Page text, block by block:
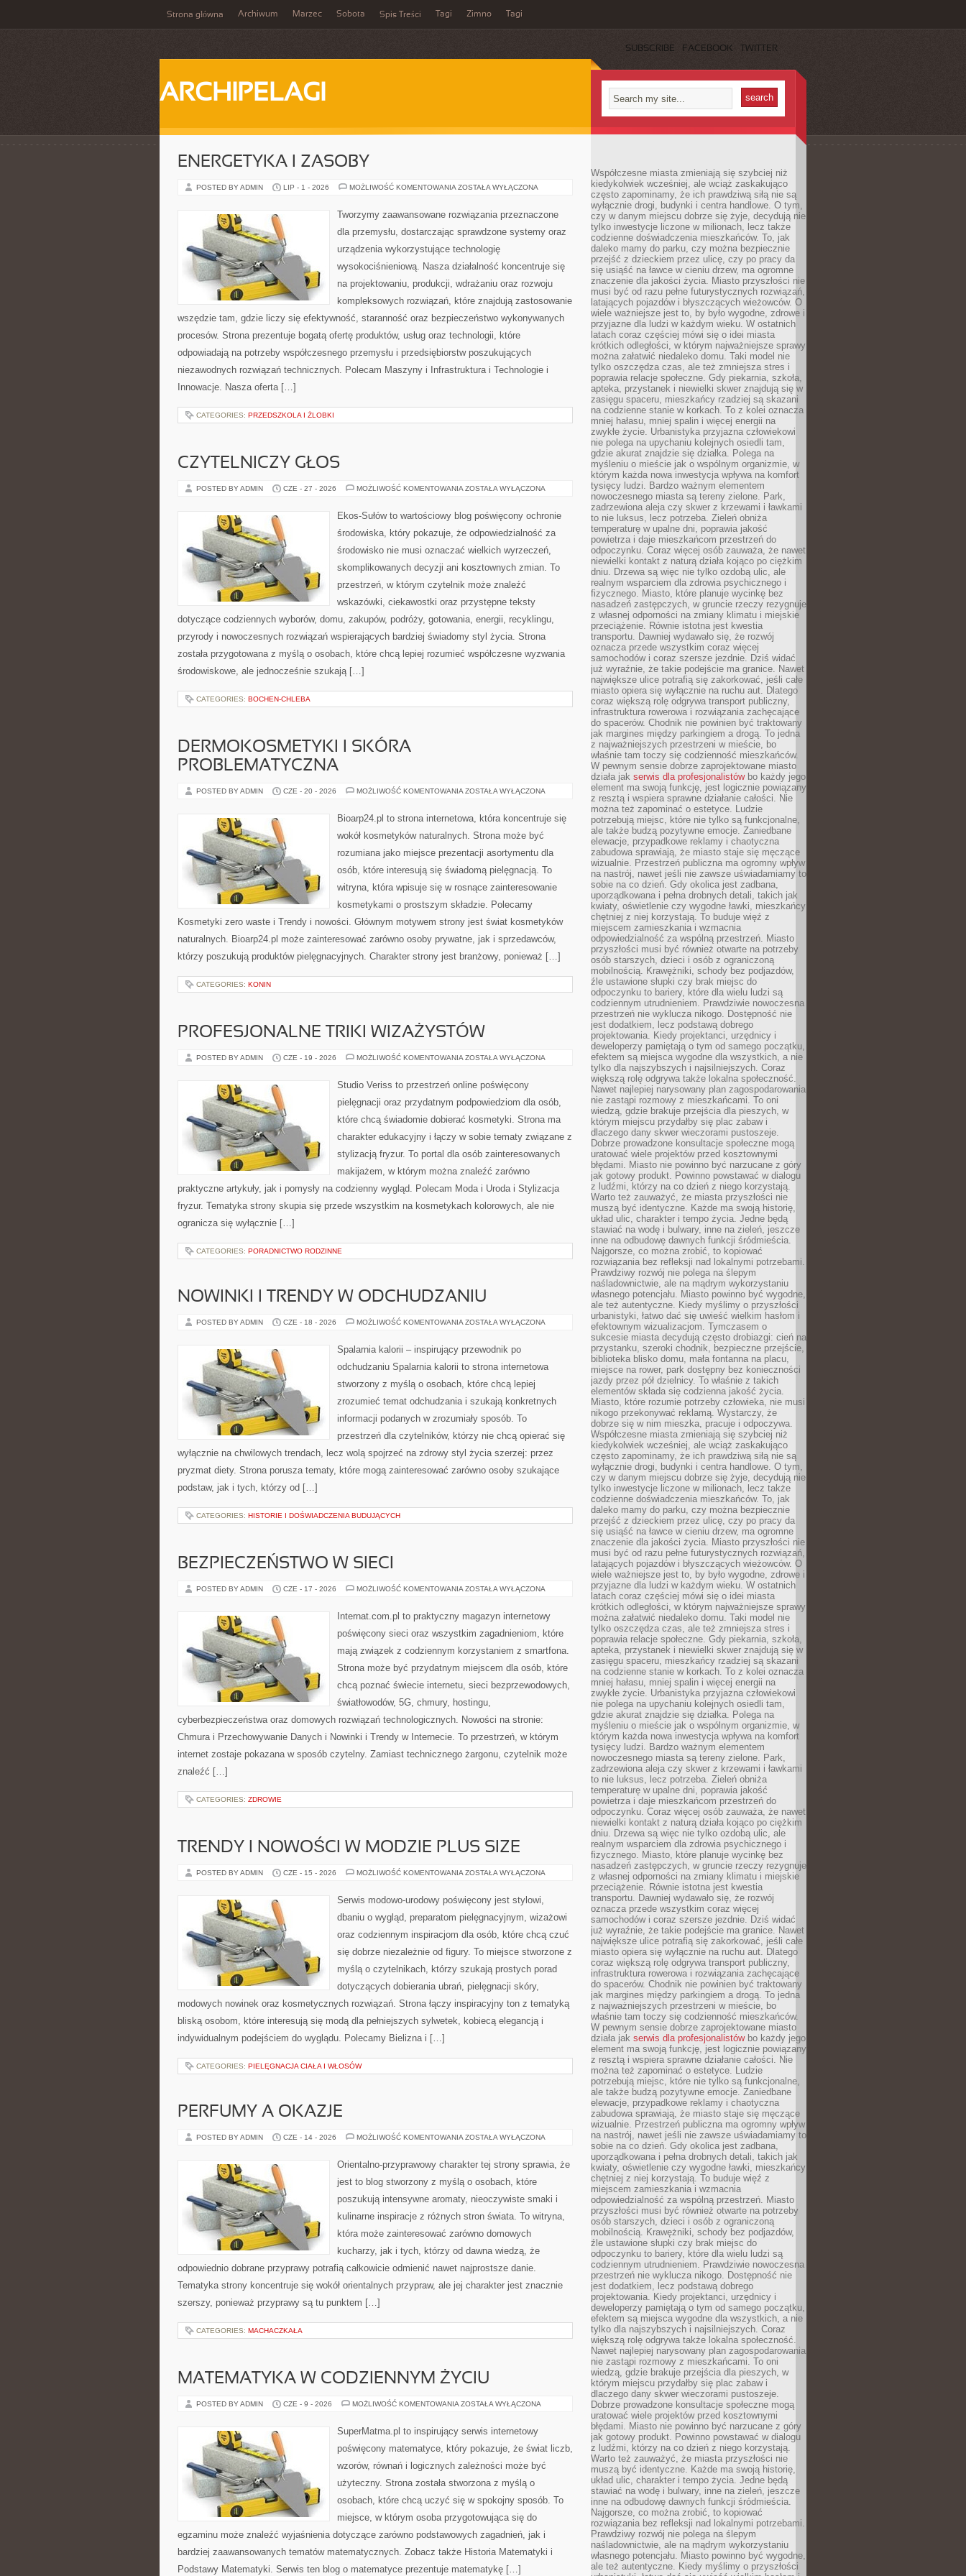
Strona główna Archiwum Marzec Sobota Spis Treści Tagi Zimno Tagi
SUBSCRIBE FACEBOOK TWITTER
ARCHIPELAGI
ENERGETYKA I ZASOBY
POSTED BY ADMIN LIP - 1 - 2026 MOŻLIWOŚĆ KOMENTOWANIA ENERGETYKA
ZOSTAŁA WYŁĄCZONA
Tworzymy zaawansowane rozwiązania przeznaczone
dla przemysłu, dostarczając sprawdzone systemy oraz
urządzenia wykorzystujące technologię
wysokociśnieniową. Nasza działalność koncentruje się
na projektowaniu, produkcji, wdrażaniu oraz rozwoju
kompleksowych rozwiązań, które znajdują zastosowanie
wszędzie tam, gdzie liczy się efektywność, staranność oraz bezpieczeństwo wykonywanych
procesów. Strona prezentuje bogatą ofertę produktów, usług oraz technologii, które
odpowiadają na potrzeby współczesnego przemysłu i przedsiębiorstw poszukujących
niezawodnych rozwiązań technicznych. Polecam Maszyny i Infrastruktura i Technologie i
Innowacje. Nasza oferta […]
CATEGORIES: PRZEDSZKOLA I ŻLOBKI
CZYTELNICZY GŁOS
POSTED BY ADMIN CZE - 27 - 2026 MOŻLIWOŚĆ KOMENTOWANIA CZYTELNICZY
ZOSTAŁA WYŁĄCZONA
Ekos-Sułów to wartościowy blog poświęcony ochronie
środowiska, który pokazuje, że odpowiedzialność za
środowisko nie musi oznaczać wielkich wyrzeczeń,
skomplikowanych decyzji ani kosztownych zmian. To
przestrzeń, w którym czytelnik może znaleźć
wskazówki, ciekawostki oraz przystępne teksty
dotyczące codziennych wyborów, domu, zakupów, podróży, gotowania, energii, recyklingu,
przyrody i nowoczesnych rozwiązań wspierających bardziej świadomy styl życia. Strona
została przygotowana z myślą o osobach, które chcą lepiej rozumieć współczesne wyzwania
środowiskowe, ale jednocześnie szukają […]
CATEGORIES: BOCHEN-CHLEBA
DERMOKOSMETYKI I SKÓRA
PROBLEMATYCZNA
POSTED BY ADMIN CZE - 20 - 2026 MOŻLIWOŚĆ KOMENTOWANIA DERMOKOSMETYKI
PROBLEMATYCZNA
ZOSTAŁA WYŁĄCZONA
Bioarp24.pl to strona internetowa, która koncentruje się
wokół kosmetyków naturalnych. Strona może być
rozumiana jako miejsce prezentacji asortymentu dla
osób, które interesują się świadomą pielęgnacją. To
witryna, która wpisuje się w rosnące zainteresowanie
kosmetykami o prostszym składzie. Polecamy
Kosmetyki zero waste i Trendy i nowości. Głównym motywem strony jest świat kosmetyków
naturalnych. Bioarp24.pl może zainteresować zarówno osoby prywatne, jak i sprzedawców,
którzy poszukują produktów pielęgnacyjnych. Charakter strony jest branżowy, ponieważ […]
CATEGORIES: KONIN
PROFESJONALNE TRIKI WIZAŻYSTÓW
POSTED BY ADMIN CZE - 19 - 2026 MOŻLIWOŚĆ KOMENTOWANIA PROFESJONALNE
ZOSTAŁA WYŁĄCZONA
Studio Veriss to przestrzeń online poświęcony
pielęgnacji oraz przydatnym podpowiedziom dla osób,
które chcą świadomie dobierać kosmetyki. Strona ma
charakter edukacyjny i łączy w sobie tematy związane z
stylizacją fryzur. To portal dla osób zainteresowanych
makijażem, w którym można znaleźć zarówno
praktyczne artykuły, jak i pomysły na codzienny wygląd. Polecam Moda i Uroda i Stylizacja
fryzur. Tematyka strony skupia się przede wszystkim na kosmetykach kolorowych, ale nie
ogranicza się wyłącznie […]
CATEGORIES: PORADNICTWO RODZINNE
NOWINKI I TRENDY W ODCHUDZANIU
POSTED BY ADMIN CZE - 18 - 2026 MOŻLIWOŚĆ KOMENTOWANIA NOWINKI
ODCHUDZANIU
ZOSTAŁA WYŁĄCZONA
Spalarnia kalorii – inspirujący przewodnik po
odchudzaniu Spalarnia kalorii to strona internetowa
stworzony z myślą o osobach, które chcą lepiej
zrozumieć temat odchudzania i szukają konkretnych
informacji podanych w zrozumiały sposób. To
przestrzeń dla czytelników, którzy nie chcą opierać się
wyłącznie na chwilowych trendach, lecz wolą spojrzeć na zdrowy styl życia szerzej: przez
pryzmat diety. Strona porusza tematy, które mogą zainteresować zarówno osoby szukające
podstaw, jak i tych, którzy od […]
CATEGORIES: HISTORIE I DOŚWIADCZENIA BUDUJĄCYCH
BEZPIECZEŃSTWO W SIECI
POSTED BY ADMIN CZE - 17 - 2026 MOŻLIWOŚĆ KOMENTOWANIA BEZPIECZEŃSTWO
ZOSTAŁA WYŁĄCZONA
Internat.com.pl to praktyczny magazyn internetowy
poświęcony sieci oraz wszystkim zagadnieniom, które
mają związek z codziennym korzystaniem z smartfona.
Strona może być przydatnym miejscem dla osób, które
chcą poznać świecie internetu, sieci bezprzewodowych,
światłowodów, 5G, chmury, hostingu,
cyberbezpieczeństwa oraz domowych rozwiązań technologicznych. Nowości na stronie:
Chmura i Przechowywanie Danych i Nowinki i Trendy w Internecie. To przestrzeń, w którym
internet zostaje pokazana w sposób czytelny. Zamiast technicznego żargonu, czytelnik może
znaleźć […]
CATEGORIES: ZDROWIE
TRENDY I NOWOŚCI W MODZIE PLUS SIZE
POSTED BY ADMIN CZE - 15 - 2026 MOŻLIWOŚĆ KOMENTOWANIA TRENDY
W
MODZIE
SIZE
ZOSTAŁA WYŁĄCZONA
Serwis modowo-urodowy poświęcony jest stylowi,
dbaniu o wygląd, preparatom pielęgnacyjnym, wizażowi
oraz codziennym inspiracjom dla osób, które chcą czuć
się dobrze niezależnie od figury. To miejsce stworzone z
myślą o czytelnikach, którzy szukają prostych porad
dotyczących dobierania ubrań, pielęgnacji skóry,
modowych nowinek oraz kosmetycznych rozwiązań. Strona łączy inspiracyjny ton z tematyką
bliską osobom, które interesują się modą dla pełniejszych sylwetek, kobiecą elegancją i
indywidualnym podejściem do wyglądu. Polecamy Bielizna i […]
CATEGORIES: PIELĘGNACJA CIAŁA I WŁOSÓW
PERFUMY A OKAZJE
POSTED BY ADMIN CZE - 14 - 2026 MOŻLIWOŚĆ KOMENTOWANIA PERFUMY
ZOSTAŁA WYŁĄCZONA
Orientalno-przyprawowy charakter tej strony sprawia, że
jest to blog stworzony z myślą o osobach, które
poszukują intensywne aromaty, nieoczywiste smaki i
kulinarne inspiracje z różnych stron świata. To witryna,
która może zainteresować zarówno domowych
kucharzy, jak i tych, którzy od dawna wiedzą, że
odpowiednio dobrane przyprawy potrafią całkowicie odmienić nawet najprostsze danie.
Tematyka strony koncentruje się wokół orientalnych przypraw, ale jej charakter jest znacznie
szerszy, ponieważ przyprawy są tu punktem […]
CATEGORIES: MACHACZKAŁA
MATEMATYKA W CODZIENNYM ŻYCIU
POSTED BY ADMIN CZE - 9 - 2026 MOŻLIWOŚĆ KOMENTOWANIA MATEMATYKA
ZOSTAŁA WYŁĄCZONA
SuperMatma.pl to inspirujący serwis internetowy
poświęcony matematyce, który pokazuje, że świat liczb,
wzorów, równań i logicznych zależności może być
użyteczny. Strona została stworzona z myślą o
osobach, które chcą uczyć się w spokojny sposób. To
miejsce, w którym osoba przygotowująca się do
egzaminu może znaleźć wyjaśnienia dotyczące zarówno podstawowych zagadnień, jak i
bardziej zaawansowanych tematów matematycznych. Zobacz także Historia Matematyki i
Podstawy Matematyki. Serwis ten blog o matematyce prezentuje matematykę […]
Współczesne miasta zmieniają się szybciej niż
kiedykolwiek wcześniej, ale wciąż zaskakująco
często zapominamy, że ich prawdziwą siłą nie są
wyłącznie drogi, budynki i centra handlowe. O tym,
czy w danym miejscu dobrze się żyje, decydują nie
tylko inwestycje liczone w milionach, lecz także
codzienne doświadczenia mieszkańców. To, jak
daleko mamy do parku, czy można bezpiecznie
przejść z dzieckiem przez ulicę, czy po pracy da
się usiąść na ławce w cieniu drzew, ma ogromne
znaczenie dla jakości życia. Miasto przyszłości nie
musi być od razu pełne futurystycznych rozwiązań,
latających pojazdów i błyszczących wieżowców. O
wiele ważniejsze jest to, by było wygodne, zdrowe i
przyjazne dla ludzi w każdym wieku. W ostatnich
latach coraz częściej mówi się o idei miasta
krótkich odległości, w którym najważniejsze sprawy
można załatwić niedaleko domu. Taki model nie
tylko oszczędza czas, ale też zmniejsza stres i
poprawia relacje społeczne. Gdy piekarnia, szkoła,
apteka, przystanek i niewielki skwer znajdują się w
zasięgu spaceru, mieszkańcy rzadziej są skazani
na codzienne stanie w korkach. To z kolei oznacza
mniej hałasu, mniej spalin i więcej energii na
zwykłe życie. Urbanistyka przyjazna człowiekowi
nie polega na upychaniu kolejnych osiedli tam,
gdzie akurat znajdzie się działka. Polega na
myśleniu o mieście jak o wspólnym organizmie, w
którym każda nowa inwestycja wpływa na komfort
tysięcy ludzi. Bardzo ważnym elementem
nowoczesnego miasta są tereny zielone. Park,
zadrzewiona aleja czy skwer z krzewami i ławkami
to nie luksus, lecz potrzeba. Zieleń obniża
temperaturę w upalne dni, poprawia jakość
powietrza i daje mieszkańcom przestrzeń do
odpoczynku. Coraz więcej osób zauważa, że nawet
niewielki kontakt z naturą działa kojąco po ciężkim
dniu. Drzewa są więc nie tylko ozdobą ulic, ale
realnym wsparciem dla zdrowia psychicznego i
fizycznego. Miasto, które planuje wycinkę bez
nasadzeń zastępczych, w gruncie rzeczy rezygnuje
z własnej odporności na zmiany klimatu i miejskie
przeciążenie. Równie istotna jest kwestia
transportu. Dawniej wydawało się, że rozwój
oznacza przede wszystkim coraz więcej
samochodów i coraz szersze jezdnie. Dziś widać
już wyraźnie, że takie podejście ma granice. Nawet
największe ulice potrafią się zakorkować, jeśli całe
miasto opiera się wyłącznie na ruchu aut. Dlatego
coraz większą rolę odgrywa transport publiczny,
infrastruktura rowerowa i rozwiązania zachęcające
do spacerów. Chodnik nie powinien być traktowany
jak margines między parkingiem a drogą. To jedna
z najważniejszych przestrzeni w mieście, bo
właśnie tam toczy się codzienność mieszkańców.
W pewnym sensie dobrze zaprojektowane miasto
działa jak serwis dla profesjonalistówbo każdy jego
element ma swoją funkcję, jest logicznie powiązany
z resztą i wspiera sprawne działanie całości. Nie
można też zapominać o estetyce. Ludzie
potrzebują miejsc, które nie tylko są funkcjonalne,
ale także budzą pozytywne emocje. Zaniedbane
elewacje, przypadkowe reklamy i chaotyczna
zabudowa sprawiają, że miasto staje się męczące
wizualnie. Przestrzeń publiczna ma ogromny wpływ
na nastrój, nawet jeśli nie zawsze uświadamiamy to
sobie na co dzień. Gdy okolica jest zadbana,
uporządkowana i pełna drobnych detali, takich jak
kwiaty, oświetlenie czy wygodne ławki, mieszkańcy
chętniej z niej korzystają. To buduje więź z
miejscem zamieszkania i wzmacnia
odpowiedzialność za wspólną przestrzeń. Miasto
przyszłości musi być również otwarte na potrzeby
osób starszych, dzieci i osób z ograniczoną
mobilnością. Krawężniki, schody bez podjazdów,
źle ustawione słupki czy brak miejsc do
odpoczynku to bariery, które dla wielu ludzi są
codziennym utrudnieniem. Prawdziwie nowoczesna
przestrzeń nie wyklucza nikogo. Dostępność nie
jest dodatkiem, lecz podstawą dobrego
projektowania. Kiedy projektanci, urzędnicy i
deweloperzy pamiętają o tym od samego początku,
efektem są miejsca wygodne dla wszystkich, a nie
tylko dla najszybszych i najsilniejszych. Coraz
większą rolę odgrywa także lokalna społeczność.
Nawet najlepiej narysowany plan zagospodarowania
nie zastąpi rozmowy z mieszkańcami. To oni
wiedzą, gdzie brakuje przejścia dla pieszych, w
którym miejscu przydałby się plac zabaw i
dlaczego dany skwer wieczorami pustoszeje.
Dobrze prowadzone konsultacje społeczne mogą
uratować wiele projektów przed kosztownymi
błędami. Miasto nie powinno być narzucane z góry
jak gotowy produkt. Powinno powstawać w dialogu
z ludźmi, którzy na co dzień z niego korzystają.
Warto też zauważyć, że miasta przyszłości nie
muszą być identyczne. Każde ma swoją historię,
układ ulic, charakter i tempo życia. Jedne będą
stawiać na wodę i bulwary, inne na zieleń, jeszcze
inne na odbudowę dawnych funkcji śródmieścia.
Najgorsze, co można zrobić, to kopiować
rozwiązania bez refleksji nad lokalnymi potrzebami.
Prawdziwy rozwój nie polega na ślepym
naśladownictwie, ale na mądrym wykorzystaniu
własnego potencjału. Miasto powinno być wygodne,
ale też autentyczne. Kiedy myślimy o przyszłości
urbanistyki, łatwo dać się uwieść wielkim hasłom i
efektownym wizualizacjom. Tymczasem o
sukcesie miasta decydują często drobiazgi: cień na
przystanku, szeroki chodnik, bezpieczne przejście,
biblioteka blisko domu, mała fontanna na placu,
miejsce na rower, park dostępny bez konieczności
jazdy przez pół dzielnicy. To właśnie z takich
elementów składa się codzienna jakość życia.
Miasto, które rozumie potrzeby człowieka, nie musi
nikogo przekonywać reklamą. Wystarczy, że
dobrze się w nim mieszka, pracuje i odpoczywa.
Współczesne miasta zmieniają się szybciej niż
kiedykolwiek wcześniej, ale wciąż zaskakująco
często zapominamy, że ich prawdziwą siłą nie są
wyłącznie drogi, budynki i centra handlowe. O tym,
czy w danym miejscu dobrze się żyje, decydują nie
tylko inwestycje liczone w milionach, lecz także
codzienne doświadczenia mieszkańców. To, jak
daleko mamy do parku, czy można bezpiecznie
przejść z dzieckiem przez ulicę, czy po pracy da
się usiąść na ławce w cieniu drzew, ma ogromne
znaczenie dla jakości życia. Miasto przyszłości nie
musi być od razu pełne futurystycznych rozwiązań,
latających pojazdów i błyszczących wieżowców. O
wiele ważniejsze jest to, by było wygodne, zdrowe i
przyjazne dla ludzi w każdym wieku. W ostatnich
latach coraz częściej mówi się o idei miasta
krótkich odległości, w którym najważniejsze sprawy
można załatwić niedaleko domu. Taki model nie
tylko oszczędza czas, ale też zmniejsza stres i
poprawia relacje społeczne. Gdy piekarnia, szkoła,
apteka, przystanek i niewielki skwer znajdują się w
zasięgu spaceru, mieszkańcy rzadziej są skazani
na codzienne stanie w korkach. To z kolei oznacza
mniej hałasu, mniej spalin i więcej energii na
zwykłe życie. Urbanistyka przyjazna człowiekowi
nie polega na upychaniu kolejnych osiedli tam,
gdzie akurat znajdzie się działka. Polega na
myśleniu o mieście jak o wspólnym organizmie, w
którym każda nowa inwestycja wpływa na komfort
tysięcy ludzi. Bardzo ważnym elementem
nowoczesnego miasta są tereny zielone. Park,
zadrzewiona aleja czy skwer z krzewami i ławkami
to nie luksus, lecz potrzeba. Zieleń obniża
temperaturę w upalne dni, poprawia jakość
powietrza i daje mieszkańcom przestrzeń do
odpoczynku. Coraz więcej osób zauważa, że nawet
niewielki kontakt z naturą działa kojąco po ciężkim
dniu. Drzewa są więc nie tylko ozdobą ulic, ale
realnym wsparciem dla zdrowia psychicznego i
fizycznego. Miasto, które planuje wycinkę bez
nasadzeń zastępczych, w gruncie rzeczy rezygnuje
z własnej odporności na zmiany klimatu i miejskie
przeciążenie. Równie istotna jest kwestia
transportu. Dawniej wydawało się, że rozwój
oznacza przede wszystkim coraz więcej
samochodów i coraz szersze jezdnie. Dziś widać
już wyraźnie, że takie podejście ma granice. Nawet
największe ulice potrafią się zakorkować, jeśli całe
miasto opiera się wyłącznie na ruchu aut. Dlatego
coraz większą rolę odgrywa transport publiczny,
infrastruktura rowerowa i rozwiązania zachęcające
do spacerów. Chodnik nie powinien być traktowany
jak margines między parkingiem a drogą. To jedna
z najważniejszych przestrzeni w mieście, bo
właśnie tam toczy się codzienność mieszkańców.
W pewnym sensie dobrze zaprojektowane miasto
działa jak serwis dla profesjonalistówbo każdy jego
element ma swoją funkcję, jest logicznie powiązany
z resztą i wspiera sprawne działanie całości. Nie
można też zapominać o estetyce. Ludzie
potrzebują miejsc, które nie tylko są funkcjonalne,
ale także budzą pozytywne emocje. Zaniedbane
elewacje, przypadkowe reklamy i chaotyczna
zabudowa sprawiają, że miasto staje się męczące
wizualnie. Przestrzeń publiczna ma ogromny wpływ
na nastrój, nawet jeśli nie zawsze uświadamiamy to
sobie na co dzień. Gdy okolica jest zadbana,
uporządkowana i pełna drobnych detali, takich jak
kwiaty, oświetlenie czy wygodne ławki, mieszkańcy
chętniej z niej korzystają. To buduje więź z
miejscem zamieszkania i wzmacnia
odpowiedzialność za wspólną przestrzeń. Miasto
przyszłości musi być również otwarte na potrzeby
osób starszych, dzieci i osób z ograniczoną
mobilnością. Krawężniki, schody bez podjazdów,
źle ustawione słupki czy brak miejsc do
odpoczynku to bariery, które dla wielu ludzi są
codziennym utrudnieniem. Prawdziwie nowoczesna
przestrzeń nie wyklucza nikogo. Dostępność nie
jest dodatkiem, lecz podstawą dobrego
projektowania. Kiedy projektanci, urzędnicy i
deweloperzy pamiętają o tym od samego początku,
efektem są miejsca wygodne dla wszystkich, a nie
tylko dla najszybszych i najsilniejszych. Coraz
większą rolę odgrywa także lokalna społeczność.
Nawet najlepiej narysowany plan zagospodarowania
nie zastąpi rozmowy z mieszkańcami. To oni
wiedzą, gdzie brakuje przejścia dla pieszych, w
którym miejscu przydałby się plac zabaw i
dlaczego dany skwer wieczorami pustoszeje.
Dobrze prowadzone konsultacje społeczne mogą
uratować wiele projektów przed kosztownymi
błędami. Miasto nie powinno być narzucane z góry
jak gotowy produkt. Powinno powstawać w dialogu
z ludźmi, którzy na co dzień z niego korzystają.
Warto też zauważyć, że miasta przyszłości nie
muszą być identyczne. Każde ma swoją historię,
układ ulic, charakter i tempo życia. Jedne będą
stawiać na wodę i bulwary, inne na zieleń, jeszcze
inne na odbudowę dawnych funkcji śródmieścia.
Najgorsze, co można zrobić, to kopiować
rozwiązania bez refleksji nad lokalnymi potrzebami.
Prawdziwy rozwój nie polega na ślepym
naśladownictwie, ale na mądrym wykorzystaniu
własnego potencjału. Miasto powinno być wygodne,
ale też autentyczne. Kiedy myślimy o przyszłości